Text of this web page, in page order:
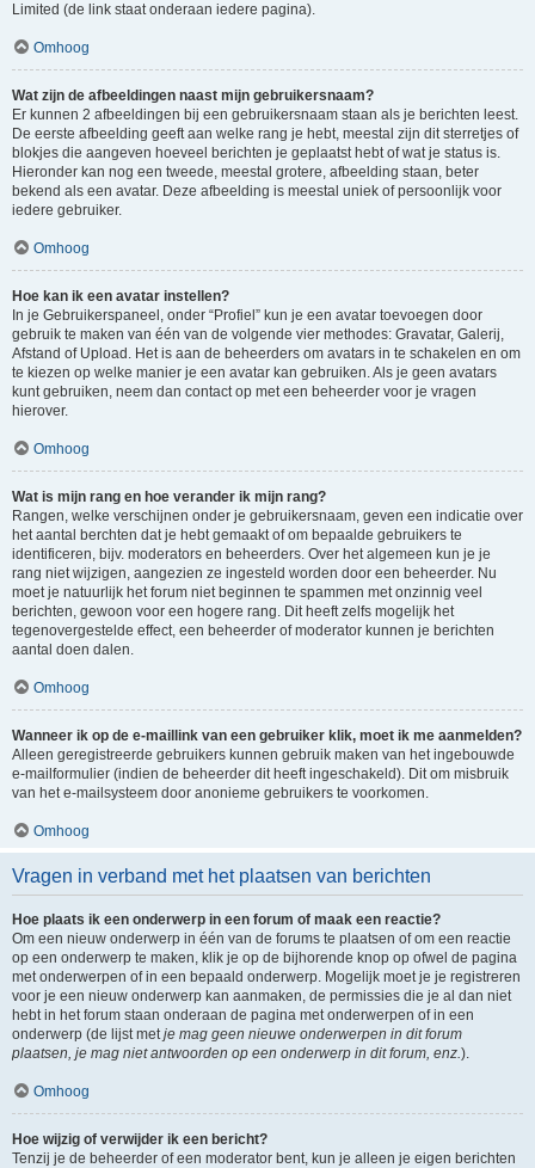
Limited (de link staat onderaan iedere pagina).
Omhoog
Wat zijn de afbeeldingen naast mijn gebruikersnaam?
Er kunnen 2 afbeeldingen bij een gebruikersnaam staan als je berichten leest.
De eerste afbeelding geeft aan welke rang je hebt, meestal zijn dit sterretjes of
blokjes die aangeven hoeveel berichten je geplaatst hebt of wat je status is.
Hieronder kan nog een tweede, meestal grotere, afbeelding staan, beter
bekend als een avatar. Deze afbeelding is meestal uniek of persoonlijk voor
iedere gebruiker.
Omhoog
Hoe kan ik een avatar instellen?
In je Gebruikerspaneel, onder “Profiel” kun je een avatar toevoegen door
gebruik te maken van één van de volgende vier methodes: Gravatar, Galerij,
Afstand of Upload. Het is aan de beheerders om avatars in te schakelen en om
te kiezen op welke manier je een avatar kan gebruiken. Als je geen avatars
kunt gebruiken, neem dan contact op met een beheerder voor je vragen
hierover.
Omhoog
Wat is mijn rang en hoe verander ik mijn rang?
Rangen, welke verschijnen onder je gebruikersnaam, geven een indicatie over
het aantal berchten dat je hebt gemaakt of om bepaalde gebruikers te
identificeren, bijv. moderators en beheerders. Over het algemeen kun je je
rang niet wijzigen, aangezien ze ingesteld worden door een beheerder. Nu
moet je natuurlijk het forum niet beginnen te spammen met onzinnig veel
berichten, gewoon voor een hogere rang. Dit heeft zelfs mogelijk het
tegenovergestelde effect, een beheerder of moderator kunnen je berichten
aantal doen dalen.
Omhoog
Wanneer ik op de e-maillink van een gebruiker klik, moet ik me aanmelden?
Alleen geregistreerde gebruikers kunnen gebruik maken van het ingebouwde
e-mailformulier (indien de beheerder dit heeft ingeschakeld). Dit om misbruik
van het e-mailsysteem door anonieme gebruikers te voorkomen.
Omhoog
Vragen in verband met het plaatsen van berichten
Hoe plaats ik een onderwerp in een forum of maak een reactie?
Om een nieuw onderwerp in één van de forums te plaatsen of om een reactie
op een onderwerp te maken, klik je op de bijhorende knop op ofwel de pagina
met onderwerpen of in een bepaald onderwerp. Mogelijk moet je je registreren
voor je een nieuw onderwerp kan aanmaken, de permissies die je al dan niet
hebt in het forum staan onderaan de pagina met onderwerpen of in een
onderwerp (de lijst metje mag geen nieuwe onderwerpen in dit forum
plaatsen, je mag niet antwoorden op een onderwerp in dit forum, enz.).
Omhoog
Hoe wijzig of verwijder ik een bericht?
Tenzij je de beheerder of een moderator bent, kun je alleen je eigen berichten